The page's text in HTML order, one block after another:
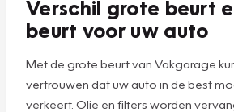
Verschil grote beurt
beurt voor uw auto
Met de grote beurt van Vakgarage
vertrouwen dat uw auto in de best
verkeert. Olie en filters worden